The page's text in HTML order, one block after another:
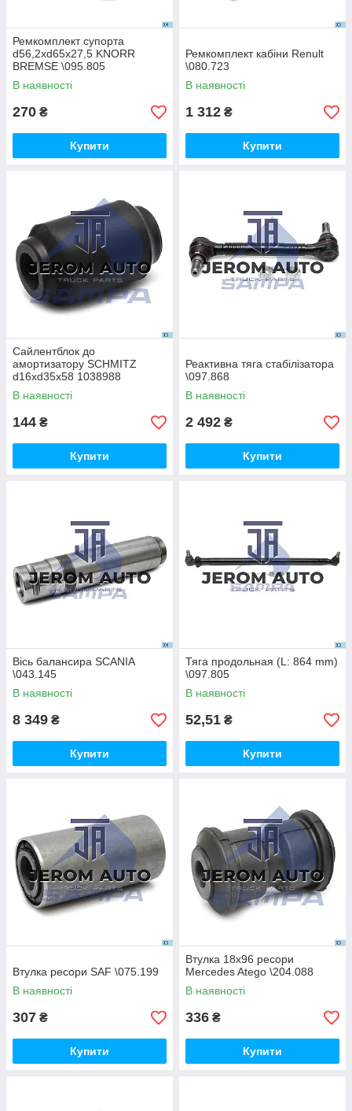
Ремкомплект супорта
d56,2xd65x27,5 KNORR
BREMSE \095.805
В наявності
270 ₴
Купити
Ремкомплект кабіни Renult
\080.723
В наявності
1 312 ₴
Купити
Сайлентблок до
амортизатору SCHMITZ
d16xd35x58 1038988
\092.347
В наявності
144 ₴
Купити
Реактивна тяга стабілізатора
\097.868
В наявності
2 492 ₴
Купити
Вісь балансира SCANIA
\043.145
В наявності
8 349 ₴
Купити
Тяга продольная (L: 864 mm)
\097.805
В наявності
52,51 ₴
Купити
Втулка ресори SAF \075.199
В наявності
307 ₴
Купити
Втулка 18x96 ресори
Mercedes Atego \204.088
В наявності
336 ₴
Купити